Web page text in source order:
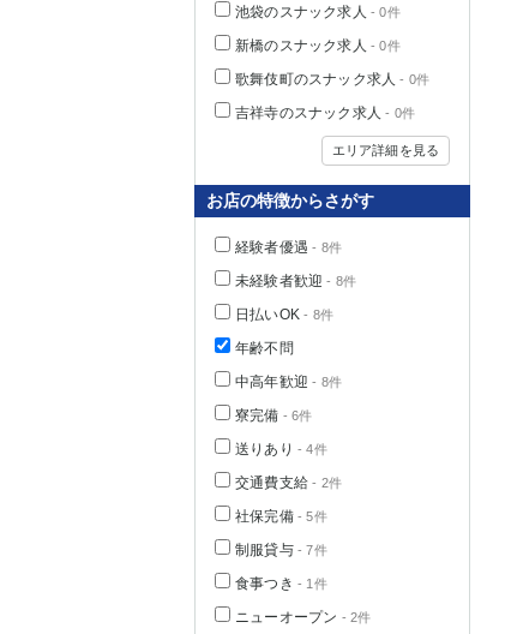
池袋のスナック求人 - 0件
新橋のスナック求人 - 0件
歌舞伎町のスナック求人- 0件
吉祥寺のスナック求人- 0件
エリア詳細を見る
お店の特徴からさがす
経験者優遇 - 8件
未経験者歓迎 - 8件
日払いOK - 8件
年齢不問
中高年歓迎 - 8件
寮完備 - 6件
送りあり - 4件
交通費支給 - 2件
社保完備- 5件
制服貸与- 7件
食事つき - 1件
ニューオープン - 2件